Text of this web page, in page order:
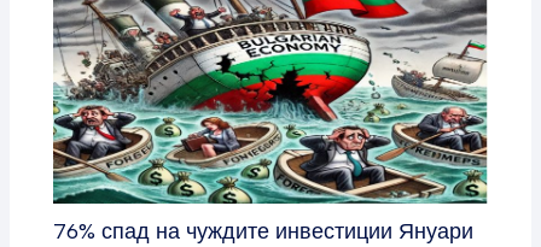
76% спад на чуждите инвестиции Януари